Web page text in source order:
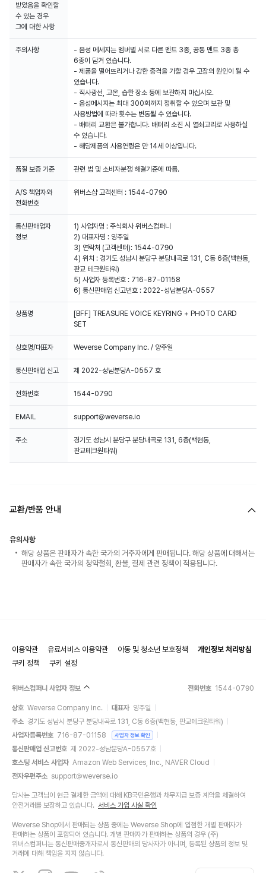
받았음을 확인할
수 있는 경우
그에 대한 사항
주의사항
- 음성 메세지는 멤버별 서로 다른 멘트 3종, 공통 멘트 3종 총
6종이 담겨 있습니다.
- 제품을 떨어뜨리거나 강한 충격을 가할 경우 고장의 원인이 될 수
있습니다.
- 직사광선, 고온, 습한 장소 등에 보관하지 마십시오.
- 음성메시지는 최대 300회까지 청취할 수 있으며 보관 및
사용방법에 따라 횟수는 변동될 수 있습니다.
- 배터리 교환은 불가합니다. 배터리 소진 시 열쇠고리로 사용하실
수 있습니다.
- 해당제품의 사용연령은 만 14세 이상입니다.
품질 보증 기준 관련 법 및 소비자분쟁 해결기준에 따름.
A/S 책임자와
전화번호
위버스샵 고객센터 : 1544-0790
통신판매업자
정보
1) 사업자명 : 주식회사 위버스컴퍼니
2) 대표자명 : 양주일
3) 연락처 (고객센터): 1544-0790
4) 위치 : 경기도 성남시 분당구 분당내곡로 131, C동 6층(백현동,
판교 테크원타워)
5) 사업자 등록번호 : 716-87-01158
6) 통신판매업 신고번호 : 2022-성남분당A-0557
상품명
[BFF] TREASURE VOICE KEYRING + PHOTO CARD
SET
상호명/대표자 Weverse Company Inc. / 양주일
통신판매업 신고 제 2022-성남분당A-0557 호
전화번호 1544-0790
EMAIL support@weverse.io
주소
경기도 성남시 분당구 분당내곡로 131, 6층(백현동,
판교테크원타워)
교환/반품 안내
유의사항
해당 상품은 판매자가 속한 국가의 거주자에게 판매됩니다. 해당 상품에 대해서는
판매자가 속한 국가의 청약철회, 환불, 결제 관련 정책이 적용됩니다.
이용약관 유료서비스 이용약관 아동 및 청소년 보호정책
개인정보 처리방침
쿠키 정책
쿠키 설정
위버스컴퍼니 사업자 정보 전화번호 1544-0790
상호 Weverse Company Inc. 대표자 양주일
주소 경기도 성남시 분당구 분당내곡로 131, C동 6층(백현동, 판교테크원타워)
사업자등록번호 716-87-01158 사업자 정보 확인
통신판매업 신고번호 제 2022-성남분당A-0557호
호스팅 서비스 사업자 Amazon Web Services, Inc., NAVER Cloud
전자우편주소 support@weverse.io
당사는 고객님이 현금 결제한 금액에 대해 KB국민은행과 채무지급 보증 계약을 체결하여
안전거래를 보장하고 있습니다. 서비스 가입 사실 확인
Weverse Shop에서 판매되는 상품 중에는 Weverse Shop에 입점한 개별 판매자가
판매하는 상품이 포함되어 있습니다. 개별 판매자가 판매하는 상품의 경우 (주)
위버스컴퍼니는 통신판매중개자로서 통신판매의 당사자가 아니며, 등록된 상품의 정보 및
거래에 대해 책임을 지지 않습니다.